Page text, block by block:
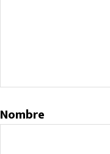
Nombre